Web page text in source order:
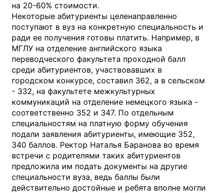
на 20-60% стоимости.
Некоторые абитуриенты целенаправленно
поступают в вуз на конкретную специальность и
ради ее получения готовы платить. Например, в
МГЛУ на отделение английского языка
переводческого факультета проходной балл
среди абитуриентов, участвовавших в
городском конкурсе, составил 362, а в сельском
- 332, на факультете межкультурных
коммуникаций на отделение немецкого языка -
соответственно 352 и 347. По отдельным
специальностям на платную форму обучения
подали заявления абитуриенты, имеющие 352,
340 баллов. Ректор Наталья Баранова во время
встречи с родителями таких абитуриентов
предложила им подать документы на другие
специальности вуза, ведь баллы были
действительно достойные и ребята вполне могли